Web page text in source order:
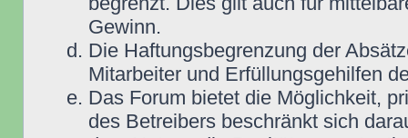
Gewinn.
Die Haftungsbegrenzung der
Mitarbeiter und Erfüllungsgehilfen
Das Forum bietet die Möglichkeit,
des Betreibers beschränkt sich